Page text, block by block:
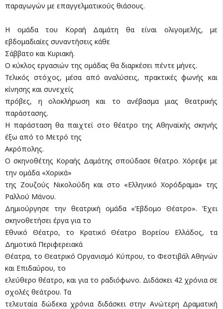
παραγωγών με επαγγελματικούς θιάσους.
Η ομάδα του Κοραή Δαμάτη θα είναι ολιγομελής, με
εβδομαδιαίες συναντήσεις κάθε
Σάββατο και Κυριακή.
Ο κύκλος εργασιών της ομάδας θα διαρκέσει πέντε μήνες.
Τελικός στόχος, μέσα από αναλύσεις, πρακτικές φωνής και
κίνησης και συνεχείς
πρόβες, η ολοκλήρωση και το ανέβασμα μιας θεατρικής
παράστασης.
Η παράσταση θα παιχτεί στο θέατρο της Αθηναϊκής σκηνής
έξω από το Μετρό της
Ακρόπολης.
Ο σκηνοθέτης Κοραής Δαμάτης σπούδασε θέατρο. Χόρεψε με
την ομάδα «Χορικά»
της Ζουζούς Νικολούδη και στο «Ελληνικό Χορόδραμα» της
Ραλλού Μάνου.
Δημιούργησε την θεατρική ομάδα «Έβδομο Θέατρο». Έχει
σκηνοθετήσει έργα για το
Εθνικό Θέατρο, το Κρατικό Θέατρο Βορείου Ελλάδος, τα
Δημοτικά Περιφερειακά
Θέατρα, το Θεατρικό Οργανισμό Κύπρου, το Φεστιβάλ Αθηνών
και Επιδαύρου, το
ελεύθερο θέατρο, και για το ραδιόφωνο. Διδάσκει 42 χρόνια σε
σχολές θεάτρου. Τα
τελευταία δώδεκα χρόνια διδάσκει στην Ανώτερη Δραματική